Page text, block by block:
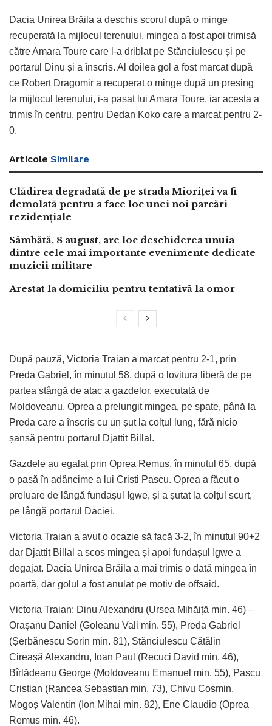
Dacia Unirea Brăila a deschis scorul după o minge
recuperată la mijlocul terenului, mingea a fost apoi trimisă
către Amara Toure care l-a driblat pe Stănciulescu și pe
portarul Dinu și a înscris. Al doilea gol a fost marcat după
ce Robert Dragomir a recuperat o minge după un presing
la mijlocul terenului, i-a pasat lui Amara Toure, iar acesta a
trimis în centru, pentru Dedan Koko care a marcat pentru 2-
0.
Articole Similare
Clădirea degradată de pe strada Mioriței va fi
demolată pentru a face loc unei noi parcări
rezidențiale
Sâmbătă, 8 august, are loc deschiderea unuia
dintre cele mai importante evenimente dedicate
muzicii militare
Arestat la domiciliu pentru tentativă la omor
După pauză, Victoria Traian a marcat pentru 2-1, prin
Preda Gabriel, în minutul 58, după o lovitura liberă de pe
partea stângă de atac a gazdelor, executată de
Moldoveanu. Oprea a prelungit mingea, pe spate, până la
Preda care a înscris cu un șut la colțul lung, fără nicio
șansă pentru portarul Djattit Billal.
Gazdele au egalat prin Oprea Remus, în minutul 65, după
o pasă în adâncime a lui Cristi Pascu. Oprea a făcut o
preluare de lângă fundașul Igwe, și a șutat la colțul scurt,
pe lângă portarul Daciei.
Victoria Traian a avut o ocazie să facă 3-2, în minutul 90+2
dar Djattit Billal a scos mingea și apoi fundașul Igwe a
degajat. Dacia Unirea Brăila a mai trimis o dată mingea în
poartă, dar golul a fost anulat pe motiv de offsaid.
Victoria Traian: Dinu Alexandru (Ursea Mihăiță min. 46) –
Orașanu Daniel (Goleanu Vali min. 55), Preda Gabriel
(Șerbănescu Sorin min. 81), Stănciulescu Cătălin
Cireașă Alexandru, Ioan Paul (Recuci David min. 46),
Bîrlădeanu George (Moldoveanu Emanuel min. 55), Pascu
Cristian (Rancea Sebastian min. 73), Chivu Cosmin,
Mogoș Valentin (Ion Mihai min. 82), Ene Claudio (Oprea
Remus min. 46).